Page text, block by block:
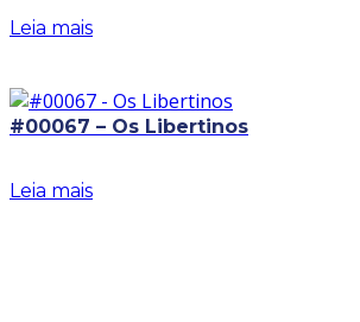
Leia mais
#00067 – Os Libertinos
Leia mais